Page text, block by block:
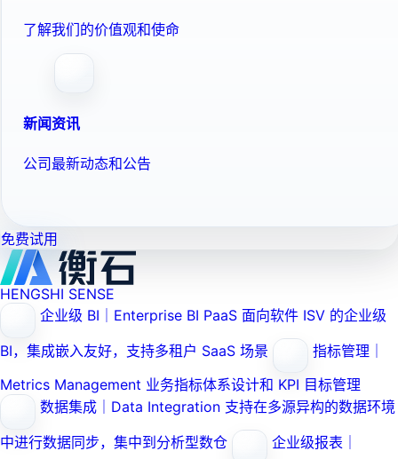
了解我们的价值观和使命
新闻资讯
公司最新动态和公告
免费试用
HENGSHI SENSE
企业级 BI｜Enterprise BI PaaS 面向软件 ISV 的企业级
BI，集成嵌入友好，支持多租户 SaaS 场景
指标管理｜
Metrics Management 业务指标体系设计和 KPI 目标管理
数据集成｜Data Integration 支持在多源异构的数据环境
中进行数据同步，集中到分析型数仓
企业级报表｜